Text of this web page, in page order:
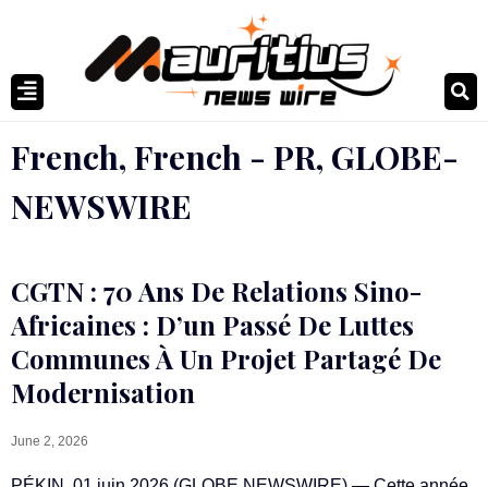
French, French - PR, GLOBE-
NEWSWIRE
CGTN : 70 Ans De Relations Sino-
Africaines : D’un Passé De Luttes
Communes À Un Projet Partagé De
Modernisation
June 2, 2026